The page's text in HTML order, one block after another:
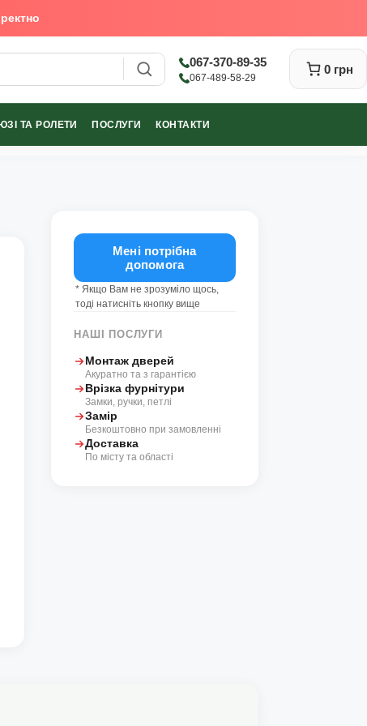
067-370-89-35
067-489-58-29
0 грн
ТА РОЛЕТИ ПОСЛУГИ КОНТАКТИ
Мені потрібна
допомога
* Якщо Вам не зрозуміло щось,
тоді натисніть кнопку вище
НАШІ ПОСЛУГИ
Монтаж дверей
Акуратно та з гарантією
Врізка фурнітури
Замки, ручки, петлі
Замір
Безкоштовно при замовленні
Доставка
По місту та області